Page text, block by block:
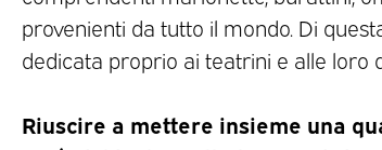
provenienti da tutto il mondo. Di
dedicata proprio ai teatrini e alle loro
Riuscire a mettere insieme una